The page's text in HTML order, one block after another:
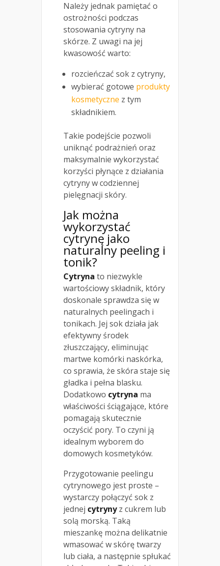
Należy jednak pamiętać o
ostrożności podczas
stosowania cytryny na
skórze. Z uwagi na jej
kwasowość warto:
rozcieńczać sok z cytryny,
wybierać gotowe produkty
kosmetyczne z tym
składnikiem.
Takie podejście pozwoli
uniknąć podrażnień oraz
maksymalnie wykorzystać
korzyści płynące z działania
cytryny w codziennej
pielęgnacji skóry.
Jak można
wykorzystać
cytrynę jako
naturalny peeling i
tonik?
Cytryna to niezwykle
wartościowy składnik, który
doskonale sprawdza się w
naturalnych peelingach i
tonikach. Jej sok działa jak
efektywny środek
złuszczający, eliminując
martwe komórki naskórka,
co sprawia, że skóra staje się
gładka i pełna blasku.
Dodatkowo cytryna ma
właściwości ściągające, które
pomagają skutecznie
oczyścić pory. To czyni ją
idealnym wyborem do
domowych kosmetyków.
Przygotowanie peelingu
cytrynowego jest proste –
wystarczy połączyć sok z
jednej cytrynyz cukrem lub
solą morską. Taką
mieszankę można delikatnie
wmasować w skórę twarzy
lub ciała, a następnie spłukać